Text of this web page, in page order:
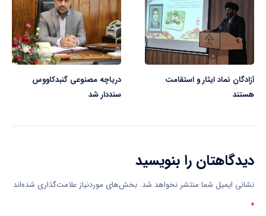
آزادگان نماد ایثار و استقامت
هستند
دریاچه مصنوعی گنبدکاووس
سنددار شد
دیدگاهتان را بنویسید
نشانی ایمیل شما منتشر نخواهد شد. بخش‌های موردنیاز علامت‌گذاری شده‌اند
*